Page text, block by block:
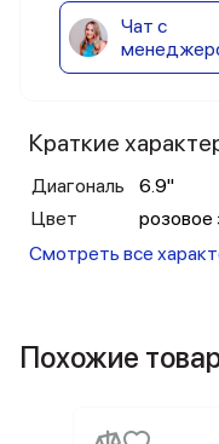
Чат с
Краткие
Диагональ
6.9"
Цвет
розовое
Смотреть все
Похожие